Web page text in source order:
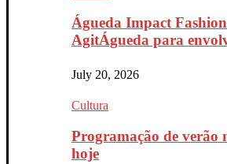
Águeda Impact
AgitÁgueda para
July 20, 2026
Cultura
Programação de verão
hoje